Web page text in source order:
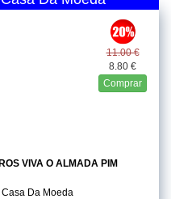
11.00 €
8.80 €
Comprar
VIVA O ALMADA PIM
Da Moeda